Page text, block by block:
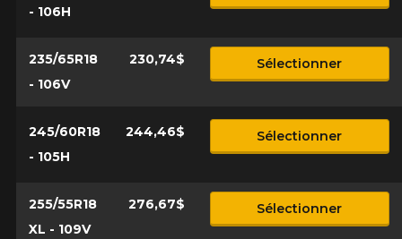
- 106H
235/65R18
- 106V
230,74$ Sélectionner
245/60R18
- 105H
244,46$ Sélectionner
255/55R18
XL - 109V
276,67$ Sélectionner